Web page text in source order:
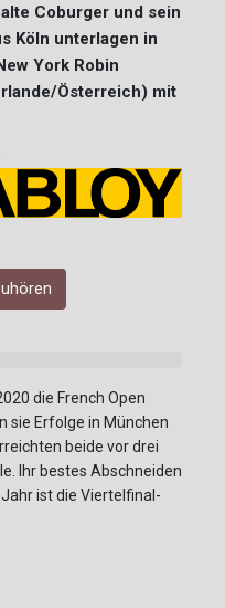
Coburger und sein
Köln unterlagen in
York Robin
Österreich) mit
die French Open
sie Erfolge in München
beide vor drei
Ihr bestes Abschneiden
ist die Viertelfinal-